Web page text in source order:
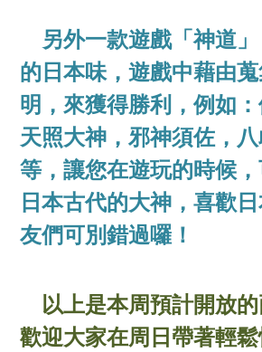
另外一款遊戲「神道
的日本味，遊戲中藉由
明，來獲得勝利，例如：
天照大神，邪神須佐，八
等，讓您在遊玩的時候
日本古代的大神，喜歡
友們可別錯過囉！
以上是本周預計開放的
歡迎大家在周日帶著輕